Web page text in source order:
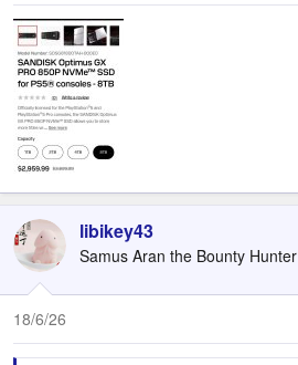
libikey43
Samus Aran the Bounty Hunter
18/6/26